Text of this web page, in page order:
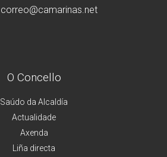
correo@camarinas.net
O Concello
Saúdo da Alcaldía
Actualidade
Axenda
Liña directa